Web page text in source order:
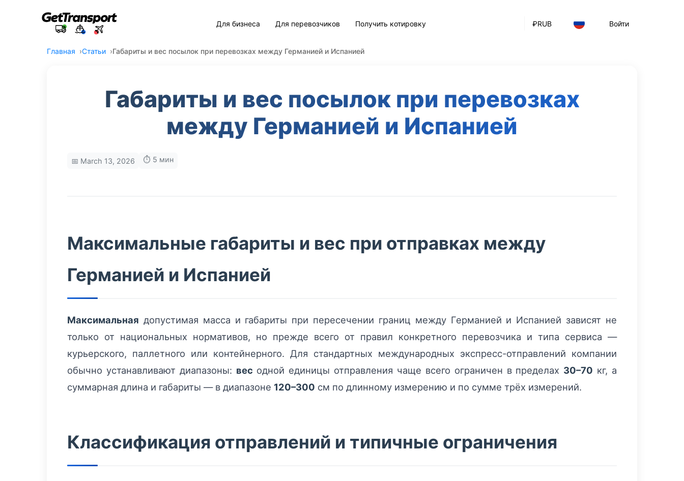
₽RUB Войти
Для бизнеса Для перевозчиков Получить котировку
Главная Статьи Габариты и вес посылок при перевозках между Германией и Испанией
Габариты и вес посылок при перевозках
между Германией и Испанией
📅 March 13, 2026 ⏱️ 5 мин
Максимальные габариты и вес при отправках между
Германией и Испанией
Максимальная допустимая масса и габариты при пересечении границ между Германией и Испанией зависят не
только от национальных нормативов, но прежде всего от правил конкретного перевозчика и типа сервиса —
курьерского, паллетного или контейнерного. Для стандартных международных экспресс-отправлений компании
обычно устанавливают диапазоны: вес одной единицы отправления чаще всего ограничен в пределах 30–70 кг, а
суммарная длина и габариты — в диапазоне 120–300 см по длинному измерению и по сумме трёх измерений.
Классификация отправлений и типичные ограничения